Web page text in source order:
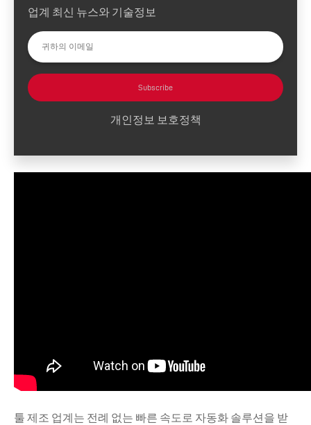
업계 최신 뉴스와 기술정보
Subscribe
개인정보 보호정책
툴 제조 업계는 전례 없는 빠른 속도로 자동화 솔루션을 받